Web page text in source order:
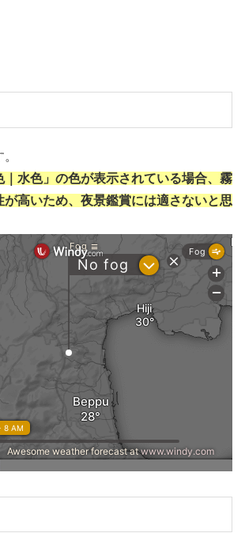
｜水色」の色が表示されている場合、霧
が高いため、夜景鑑賞には適さないと思